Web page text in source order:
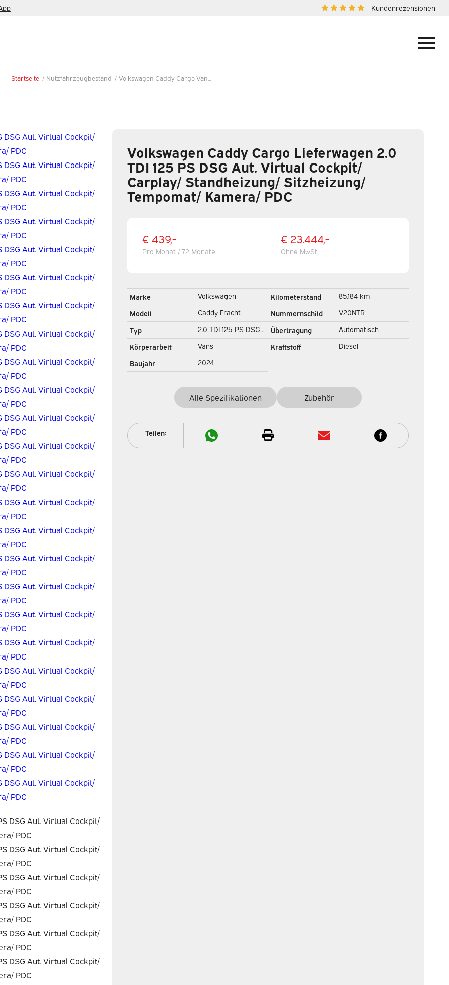
Kundenrezensionen
Startseite / Nutzfahrzeugbestand / Volkswagen Caddy Cargo Van...
Volkswagen Caddy Cargo Lieferwagen 2.0
TDI 125 PS DSG Aut. Virtual Cockpit/
Carplay/ Standheizung/ Sitzheizung/
Tempomat/ Kamera/ PDC
€ 439,-
Pro Monat / 72 Monate
€ 23.444,-
Ohne MwSt.
Marke
Volkswagen
Modell
Caddy Fracht
Typ
2.0 TDI 125 PS DSG
Automatikgetriebe
Virtual Cockpit/
Carplay/
Standheizung/
Sitzheizung/
Tempomat/ Kamera/
PDC
Körperarbeit
Vans
Baujahr
2024
Kilometerstand
85.184 km
Nummernschild
V20NTR
Übertragung
Automatisch
Kraftstoff
Diesel
Alle Spezifikationen Zubehör
Teilen: